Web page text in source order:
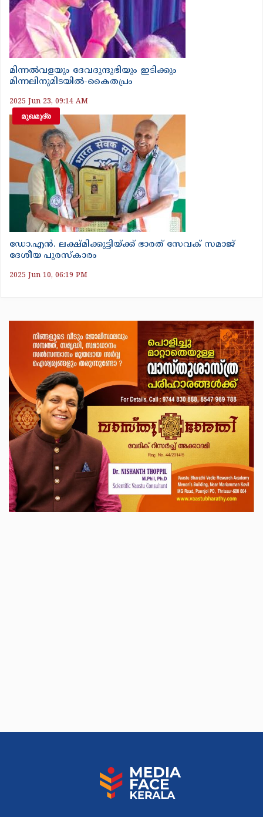
മിന്നൽവളയും ദേവദുന്ദുഭിയും ഇടിക്കും
മിന്നലിനുമിടയിൽ-കൈതപ്രം
2025 Jun 23, 09:14 AM
മുഖമുദ്ര
ഡോ.എൻ. ലക്ഷ്മിക്കുട്ടിയ്ക്ക് ഭാരത് സേവക് സമാജ്‌
ദേശീയ പുരസ്‌കാരം
2025 Jun 10, 06:19 PM